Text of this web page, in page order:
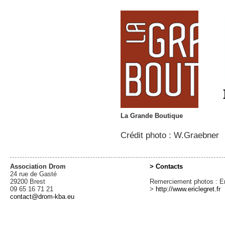
La Grande Boutique
Crédit photo : W.Graebner
Association Drom
24 rue de Gasté
29200 Brest
09 65 16 71 21
contact@drom-kba.eu
> Contacts
Remerciement photos :
> http://www.ericlegret.fr